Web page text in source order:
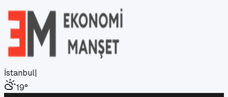
İstanbul|
19°